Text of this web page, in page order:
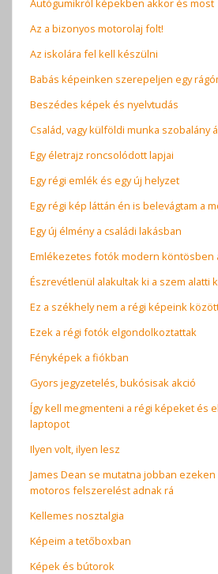
Autógumikról képekben akkor és most
Az a bizonyos motorolaj folt!
Az iskolára fel kell készülni
Babás képeinken szerepeljen egy
Beszédes képek és nyelvtudás
Család, vagy külföldi munka szobalány
Egy életrajz roncsolódott lapjai
Egy régi emlék és egy új helyzet
Egy régi kép láttán én is belevágtam a
Egy új élmény a családi lakásban
Emlékezetes fotók modern köntösben
Észrevétlenül alakultak ki a szem alatti
Ez a székhely nem a régi képeink
Ezek a régi fotók elgondolkoztattak
Fényképek a fiókban
Gyors jegyzetelés, bukósisak akció
Így kell megmenteni a régi képeket és
laptopot
Ilyen volt, ilyen lesz
James Dean se mutatna jobban
motoros felszerelést adnak rá
Kellemes nosztalgia
Képeim a tetőboxban
Képek és bútorok